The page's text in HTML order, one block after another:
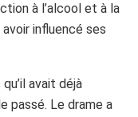
à l’alcool et à la
influencé ses
avait déjà
passé. Le drame a